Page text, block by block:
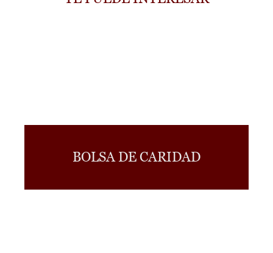
BOLSA DE CARIDAD